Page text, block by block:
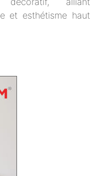
et esthétisme haut